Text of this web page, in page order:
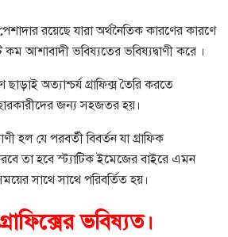
রয়েছে যারা অর্থনৈতিক কারণের কারণে
কম আশাবাদী ভবিষ্যতের ভবিষ্যদ্বাণী করে ।
অত্যাশ্চর্য গ্রাফিক্স তৈরি করতে
জন্য সহজতর হয়।
হল যে পরবর্তী বিবর্তন যা গ্রাফিক
তা হবে স্ট্যাটিক ইমেজের বাইরে এমন
সাথে সাথে পরিবর্তিত হয়।
ভবিষ্যত।